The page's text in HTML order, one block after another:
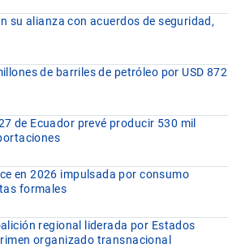
su alianza con acuerdos de seguridad,
de barriles de petróleo por USD 872
de Ecuador prevé producir 530 mil
en 2026 impulsada por consumo
formales
regional liderada por Estados
organizado transnacional